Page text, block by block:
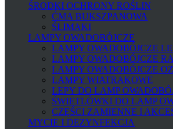
ŚRODKI OCHRONY ROŚLIN
ĆMA BUKSZPANOWA
ŚLIMAKI
LAMPY OWADOBÓJCZE
LAMPY OWADOBÓJCZE
LAMPY OWADOBÓJCZE
LAMPY OWADOBÓJCZE
LAMPY WIATRAKOWE
LEPY DO LAMP
ŚWIETLÓWKI DO LAMP
CZĘŚCI ZAMIENNE I
MYCIE I DEZYNFEKCJA